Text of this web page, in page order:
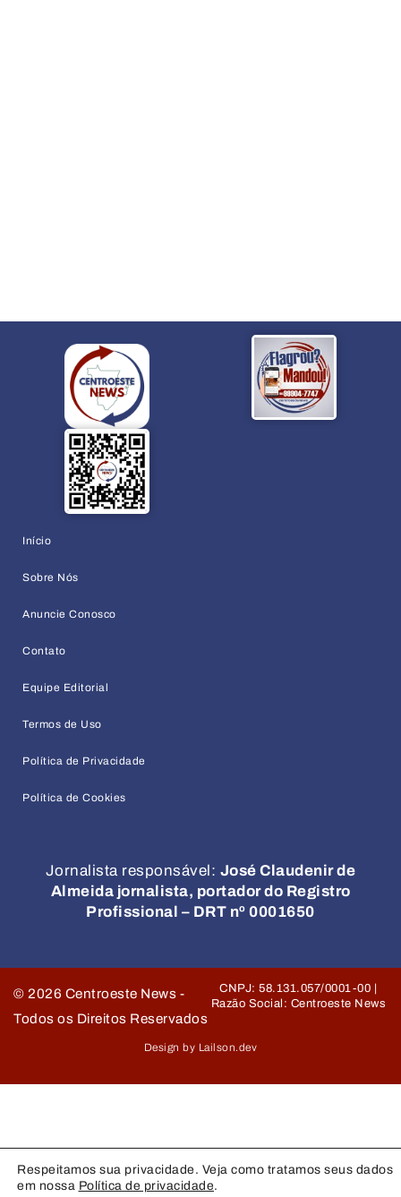
Início
Sobre Nós
Anuncie Conosco
Contato
Equipe Editorial
Termos de Uso
Política de Privacidade
Política de Cookies
Jornalista responsável: José Claudenir de
Almeida jornalista, portador do Registro
Profissional – DRT nº 0001650
© 2026 Centroeste News -
Todos os Direitos Reservados
CNPJ: 58.131.057/0001-00 |
Razão Social: Centroeste News
Design by Lailson.dev
Respeitamos sua privacidade. Veja como tratamos seus dados
em nossa Política de privacidade.